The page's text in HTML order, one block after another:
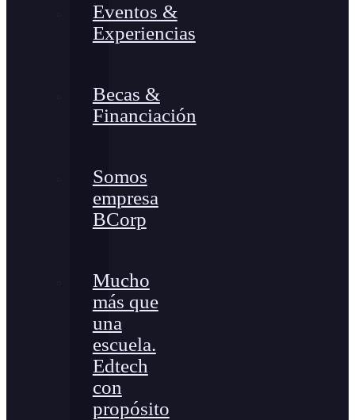
Eventos &
Experiencias
Becas &
Financiación
Somos
empresa
BCorp
Mucho
más que
una
escuela.
Edtech
con
propósito